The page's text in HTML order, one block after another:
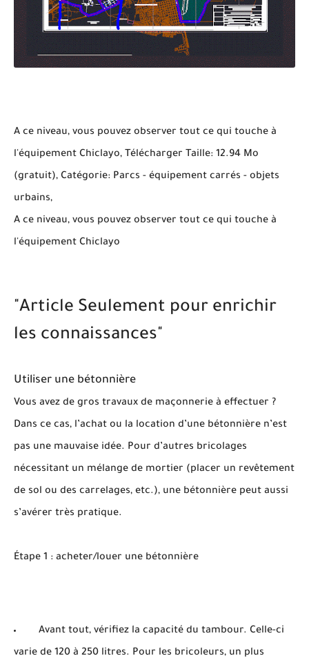
A ce niveau, vous pouvez observer tout ce qui touche à
l'équipement Chiclayo, Télécharger Taille: 12.94 Mo
(gratuit), Catégorie: Parcs - équipement carrés - objets
urbains,
A ce niveau, vous pouvez observer tout ce qui touche à
l'équipement Chiclayo
"Article Seulement pour enrichir
les connaissances"
Utiliser une bétonnière
Vous avez de gros travaux de maçonnerie à effectuer ?
Dans ce cas, l’achat ou la location d’une bétonnière n’est
pas une mauvaise idée. Pour d’autres bricolages
nécessitant un mélange de mortier (placer un revêtement
de sol ou des carrelages, etc.), une bétonnière peut aussi
s’avérer très pratique.
Étape 1 : acheter/louer une bétonnière
Avant tout, vérifiez la capacité du tambour. Celle-ci
varie de 120 à 250 litres. Pour les bricoleurs, un plus